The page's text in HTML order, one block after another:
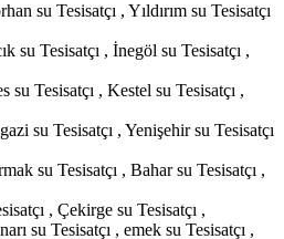
su Tesisatçı , Yıldırım su Tesisatçı
su Tesisatçı , İnegöl su Tesisatçı ,
su Tesisatçı , Kestel su Tesisatçı ,
su Tesisatçı , Yenişehir su Tesisatçı
su Tesisatçı , Bahar su Tesisatçı ,
, Çekirge su Tesisatçı ,
su Tesisatçı , emek su Tesisatçı ,